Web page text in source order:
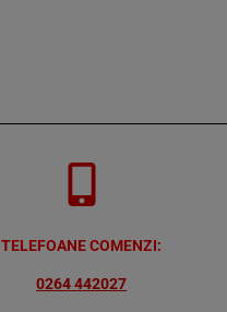
TELEFOANE COMENZI:
0264 442027